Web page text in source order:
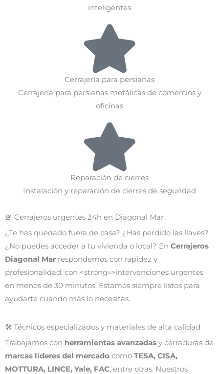
inteligentes
Cerrajería para persianas
Cerrajería para persianas metálicas de comercios y
oficinas
Reparación de cierres
Instalación y reparación de cierres de seguridad
🚨 Cerrajeros urgentes 24h en Diagonal Mar
¿Te has quedado fuera de casa? ¿Has perdido las llaves?
¿No puedes acceder a tu vivienda o local? En Cerrajeros
Diagonal Mar respondemos con rapidez y
profesionalidad, con <strong»>intervenciones urgentes
en menos de 30 minutos. Estamos siempre listos para
ayudarte cuando más lo necesitas.
🛠️ Técnicos especializados y materiales de alta calidad
Trabajamos con herramientas avanzadas y cerraduras de
marcas líderes del mercado como TESA, CISA,
MOTTURA, LINCE, Yale, FAC, entre otras. Nuestros